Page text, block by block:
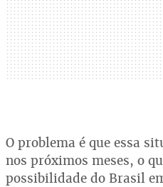
O problema é que essa
nos próximos meses, o
possibilidade do Brasil